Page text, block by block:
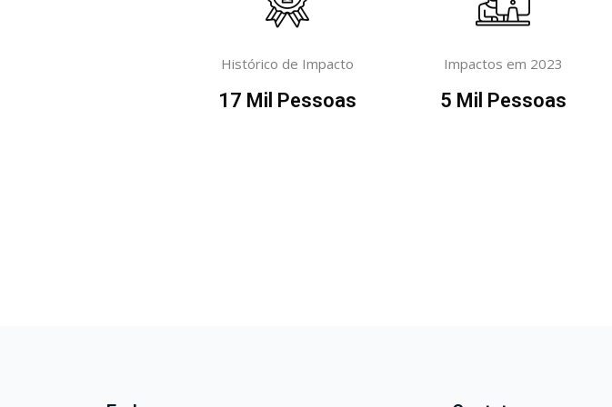
Histórico de Impacto
17 Mil Pessoas
Impactos em 2023
5 Mil Pessoas